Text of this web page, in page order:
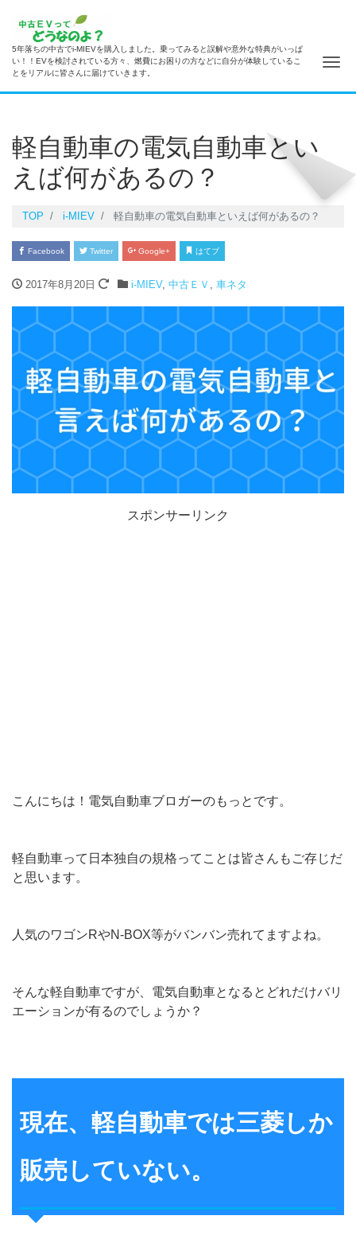
5年落ちの中古でi-MIEVを購入しました。乗ってみると誤解や意外な特典がいっぱ
い！！EVを検討されている方々、燃費にお困りの方などに自分が体験しているこ
とをリアルに皆さんに届けていきます。
ナ
軽自動車の電気自動車とい
えば何があるの？
TOP i-MIEV 軽自動車の電気自動車といえば何があるの？
Facebook Twitter Google+ はてブ
2017年8月20日 i-MIEV, 中古ＥＶ 車ネタ
スポンサーリンク
こんにちは！電気自動車ブロガーのもっとです。
軽自動車って日本独自の規格ってことは皆さんもご存じだ
と思います。
人気のワゴンRやN-BOX等がバンバン売れてますよね。
そんな軽自動車ですが、電気自動車となるとどれだけバリ
エーションが有るのでしょうか？
現在、軽自動車では三菱しか
販売していない。